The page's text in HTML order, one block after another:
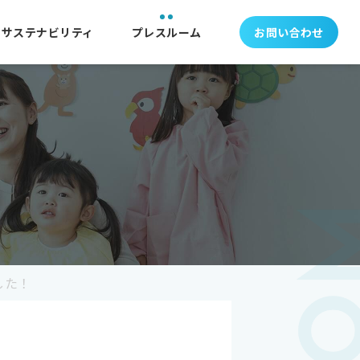
サステナビリティ プレスルーム お問い合わせ
！